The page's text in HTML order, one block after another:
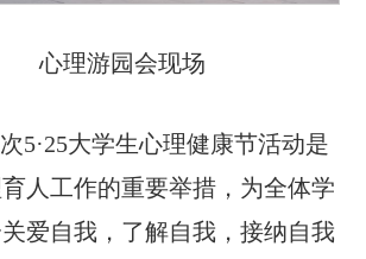
心理游园会现场
5·25大学生心理健康节活动是
人工作的重要举措，为全体学
爱自我，了解自我，接纳自我